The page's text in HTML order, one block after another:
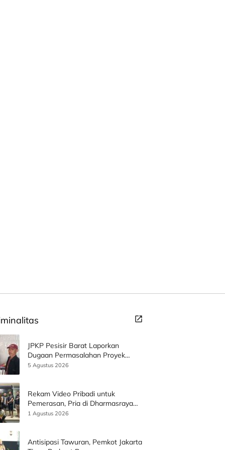
JPKP Pesisir Barat Laporkan
Dugaan Permasalahan Proyek
SPAM ke Kejati Lampung
5 Agustus 2026
Rekam Video Pribadi untuk
Pemerasan, Pria di Dharmasraya
Ditangkap Usai Diduga Perkosa
1 Agustus 2026
Antisipasi Tawuran, Pemkot Jakarta